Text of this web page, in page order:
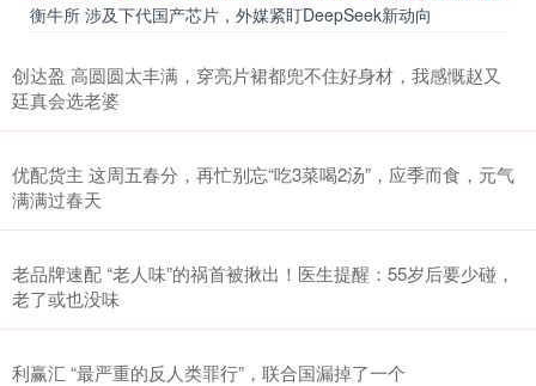
衡牛所 涉及下代国产芯片，外媒紧盯DeepSeek新动向
创达盈 高圆圆太丰满，穿亮片裙都兜不住好身材，我感慨赵又
廷真会选老婆
优配货主 这周五春分，再忙别忘“吃3菜喝2汤”，应季而食，元气
满满过春天
老品牌速配 “老人味”的祸首被揪出！医生提醒：55岁后要少碰，
老了或也没味
利赢汇 “最严重的反人类罪行”，联合国漏掉了一个